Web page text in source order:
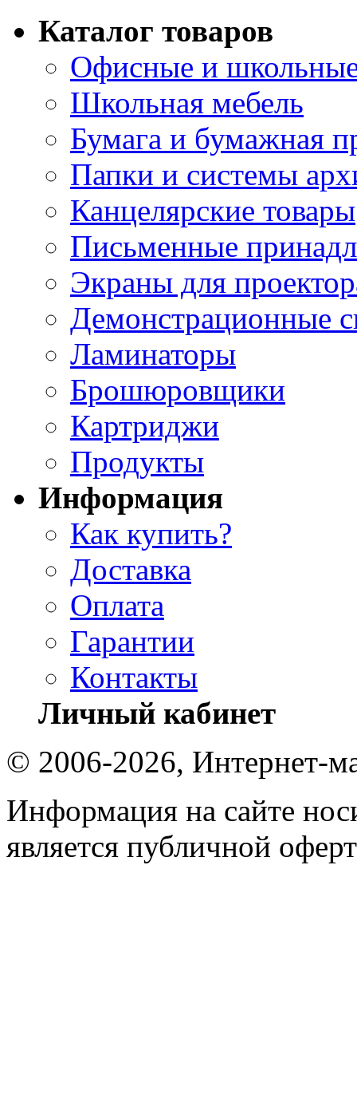
Каталог товаров
Офисные и
Школьная мебель
Бумага и бумажная
Папки и системы
Канцелярские товары
Письменные
Экраны для
Демонстрационные
Ламинаторы
Брошюровщики
Картриджи
Продукты
Информация
Как купить?
Доставка
Оплата
Гарантии
Контакты
Личный кабинет
© 2006-2026, Интернет-
Информация на сайте
является публичной